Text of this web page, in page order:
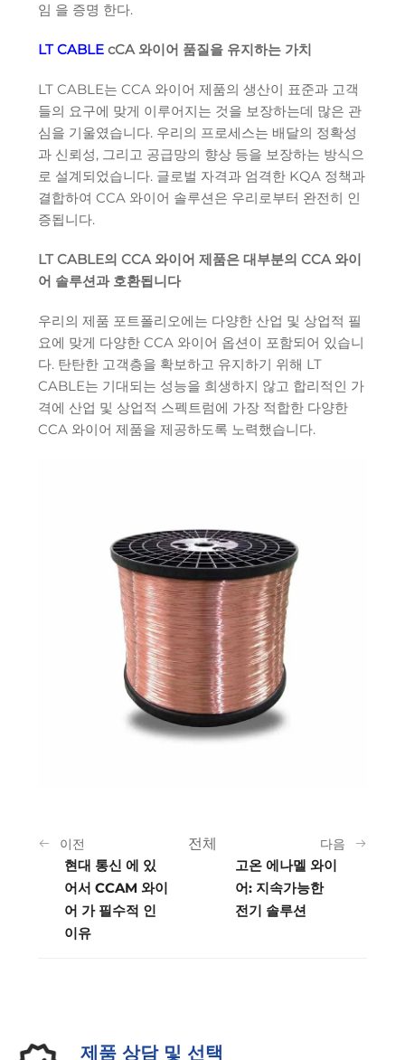
임 을 증명 한다.
LT CABLE cCA 와이어 품질을 유지하는 가치
LT CABLE는 CCA 와이어 제품의 생산이 표준과 고객
들의 요구에 맞게 이루어지는 것을 보장하는데 많은 관
심을 기울였습니다. 우리의 프로세스는 배달의 정확성
과 신뢰성, 그리고 공급망의 향상 등을 보장하는 방식으
로 설계되었습니다. 글로벌 자격과 엄격한 KQA 정책과
결합하여 CCA 와이어 솔루션은 우리로부터 완전히 인
증됩니다.
LT CABLE의 CCA 와이어 제품은 대부분의 CCA 와이
어 솔루션과 호환됩니다
우리의 제품 포트폴리오에는 다양한 산업 및 상업적 필
요에 맞게 다양한 CCA 와이어 옵션이 포함되어 있습니
다. 탄탄한 고객층을 확보하고 유지하기 위해 LT
CABLE는 기대되는 성능을 희생하지 않고 합리적인 가
격에 산업 및 상업적 스펙트럼에 가장 적합한 다양한
CCA 와이어 제품을 제공하도록 노력했습니다.
이전
현대 통신 에 있
어서 CCAM 와이
어 가 필수적 인
이유
전체 다음
고온 에나멜 와이
어: 지속가능한
전기 솔루션
제품 상담 및 선택